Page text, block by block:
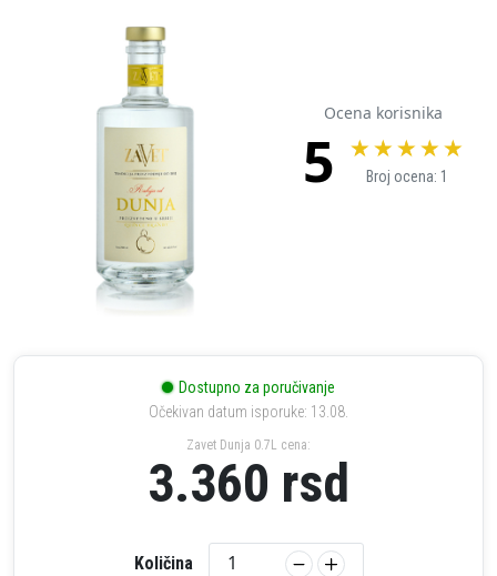
Ocena korisnika
5 ★★★★★
Broj ocena: 1
Dostupno za poručivanje
Očekivan datum isporuke: 13.08.
Zavet Dunja 0.7L cena:
3.360 rsd
Količina